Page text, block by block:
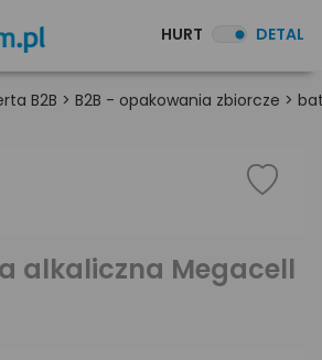
HURT DETAL
B2B > B2B - opakowania zbiorcze >
alkaliczna Megacell